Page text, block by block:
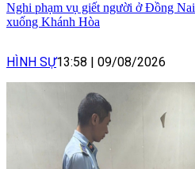
Nghi phạm vụ giết người ở Đồng
xuống Khánh Hòa
HÌNH SỰ13:58 | 09/08/2026